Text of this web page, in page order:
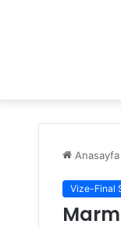
Anasayfa
Vize-Final